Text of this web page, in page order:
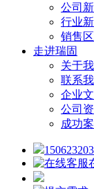
公司
行业
销售
走进瑞固
关于
联系
企业
公司
成功